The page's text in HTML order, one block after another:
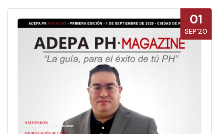
01
SEP’20